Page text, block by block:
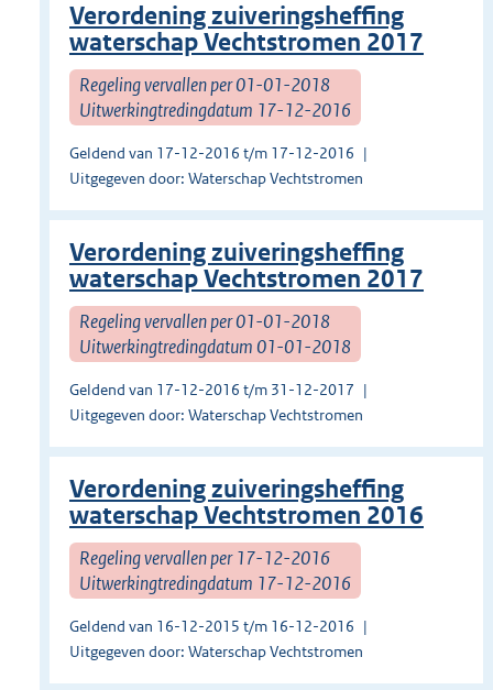
Verordening zuiveringsheffing
waterschap Vechtstromen 2017
Regeling vervallen per 01-01-2018
Uitwerkingtredingdatum 17-12-2016
Geldend van 17-12-2016 t/m 17-12-2016
Uitgegeven door: Waterschap Vechtstromen
Verordening zuiveringsheffing
waterschap Vechtstromen 2017
Regeling vervallen per 01-01-2018
Uitwerkingtredingdatum 01-01-2018
Geldend van 17-12-2016 t/m 31-12-2017
Uitgegeven door: Waterschap Vechtstromen
Verordening zuiveringsheffing
waterschap Vechtstromen 2016
Regeling vervallen per 17-12-2016
Uitwerkingtredingdatum 17-12-2016
Geldend van 16-12-2015 t/m 16-12-2016
Uitgegeven door: Waterschap Vechtstromen